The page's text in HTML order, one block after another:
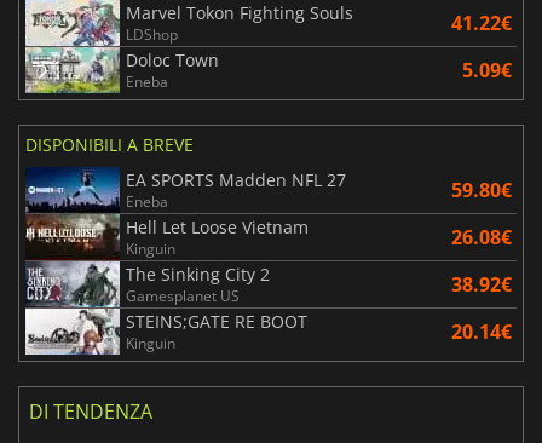
Marvel Tokon Fighting Souls
LDShop 41.22€
Doloc Town
Eneba 5.09€
DISPONIBILI A BREVE
EA SPORTS Madden NFL 27
Eneba 59.80€
Hell Let Loose Vietnam
Kinguin 26.08€
The Sinking City 2
Gamesplanet US 38.92€
STEINS;GATE RE BOOT
Kinguin 20.14€
DI TENDENZA